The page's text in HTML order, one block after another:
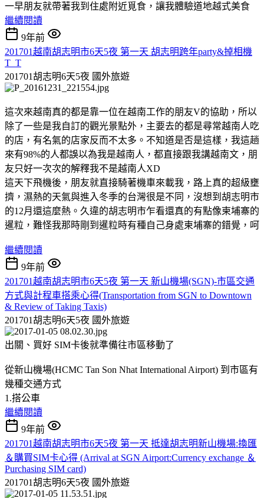
一早朋友就帶著我到住處附近覓食，讓我體驗道地越式美食
繼續閱讀
9年前
201701越南胡志明市6天5夜 第一天 胡志明跨年party&掉相機
T_T
201701胡志明6天5夜 國外旅遊
這次來越南真的都是靠一位在越南工作的朋友V的協助，所以
除了一些是我自訂的觀光景點外，主要去的都是尋常越南人吃
的店，有名氣的店家反而不太多。不知道是否是這樣，我這趟
來有98%的人都誤以為我是越南人，都直接跟我講越南文，朋
友只好一次次的解釋我不是越南人XD
這天下飛機後，朋友就直接騎著機車來載我，路上真的超級壅
擠，濕熱的天氣與進入冬季的台灣很是不同，沒想到胡志明市
的12月還這麼熱。久違的胡志明市乍看還真的有點像柬埔寨的
暹粒，難怪我那時剛到暹粒時有種自己身處柬埔寨的錯覺，呵
繼續閱讀
9年前
201701越南胡志明市6天5夜 第一天 新山機場(SGN)-市區交通
方式與計程車搭乘心得(Transportation from SGN to Downtown
& Review of Taking Taxis)
201701胡志明6天5夜 國外旅遊
出關、買好 SIM卡後就準備往市區移動了
從新山機場(HCMC Tan Son Nhat International Airport) 到市區有
幾種交通方式
1.搭公車
繼續閱讀
9年前
201701越南胡志明市6天5夜 第一天 抵達胡志明新山機場:換匯
＆購買SIM卡心得 (Arrival at SGN Airport:Currency exchange ＆
Purchasing SIM card)
201701胡志明6天5夜 國外旅遊